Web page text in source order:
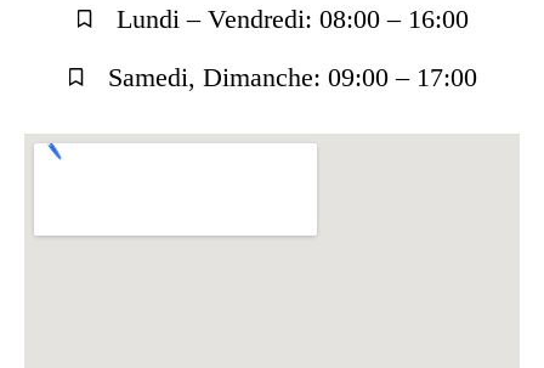
Lundi – Vendredi: 08:00 – 16:00
Samedi, Dimanche: 09:00 – 17:00